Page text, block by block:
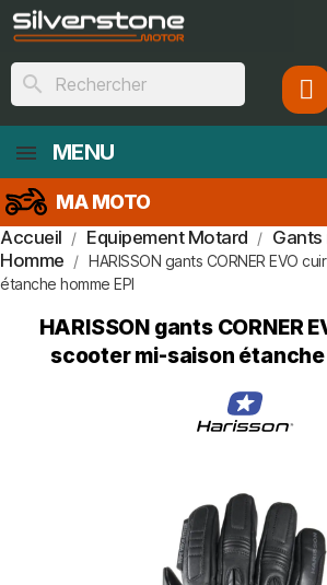
search
MENU
MA MOTO
Accueil Equipement Motard
Homme
HARISSON gants CORNER EVO
étanche homme EPI
HARISSON gants CORNER
scooter mi-saison étanche